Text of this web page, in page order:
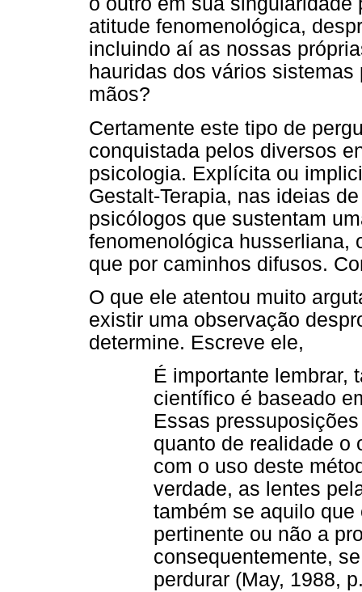
atitude fenomenológica,
incluindo aí as nossas
hauridas dos vários
mãos?
Certamente este tipo de
conquistada pelos diversos
psicologia. Explícita ou
Gestalt-Terapia, nas ideias
psicólogos que sustentam
fenomenológica husserliana,
que por caminhos difusos.
O que ele atentou muito
existir uma observação
determine. Escreve ele,
É importante lembrar,
científico é baseado
Essas
quanto de realidade o
com o uso deste
verdade, as lentes
também se aquilo
pertinente ou não a
consequentemente,
perdurar (May, 1988,